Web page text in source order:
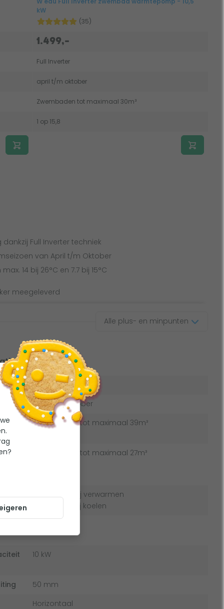
kW
(35)
1.499,-
Full Inverter
april t/m oktober
Zwembaden tot maximaal 30m³
1 op 15,8
Full Inverter techniek
van April t/m Oktober
14 bij 26°C en 7.7 bij 15°C
meegeleverd
Alle plus- en minpunten
Full Inverter
april t/m oktober
Zwembaden tot maximaal 39m³
-
Zwembaden tot maximaal 27m³
9°C ~ 40°C bij verwarmen
9°C ~ 35°C bij koelen
10 kW
50 mm
Horizontaal